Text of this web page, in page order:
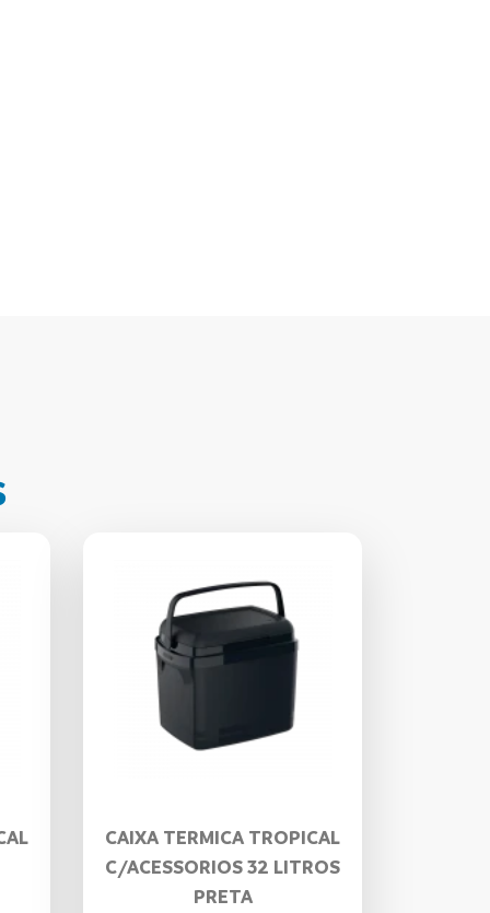
CAIXA TERMICA TROPICAL
C/ACESSORIOS 32 LITROS
PRETA